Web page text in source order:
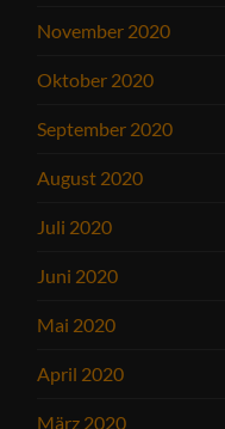
November 2020
Oktober 2020
September 2020
August 2020
Juli 2020
Juni 2020
Mai 2020
April 2020
März 2020